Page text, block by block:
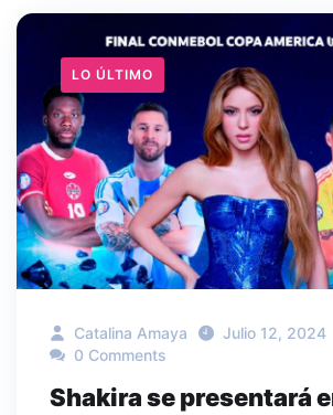
LO ÚLTIMO
Catalina Amaya
Julio 12, 2024
0 Comments
Shakira se presentará